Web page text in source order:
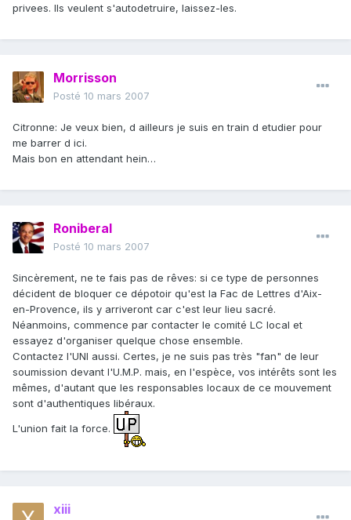
privees. Ils veulent s'autodetruire, laissez-les.
Morrisson
Posté 10 mars 2007
Citronne: Je veux bien, d ailleurs je suis en train d etudier pour
me barrer d ici.
Mais bon en attendant hein…
Roniberal
Posté 10 mars 2007
Sincèrement, ne te fais pas de rêves: si ce type de personnes
décident de bloquer ce dépotoir qu'est la Fac de Lettres d'Aix-
en-Provence, ils y arriveront car c'est leur lieu sacré.
Néanmoins, commence par contacter le comité LC local et
essayez d'organiser quelque chose ensemble.
Contactez l'UNI aussi. Certes, je ne suis pas très "fan" de leur
soumission devant l'U.M.P. mais, en l'espèce, vos intérêts sont les
mêmes, d'autant que les responsables locaux de ce mouvement
sont d'authentiques libéraux.
L'union fait la force.
xiii